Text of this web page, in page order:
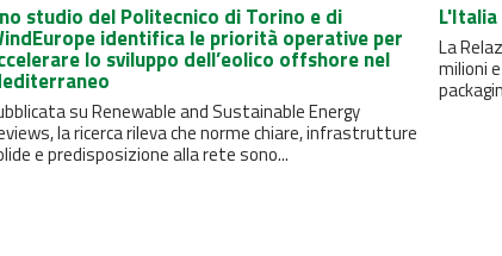
studio del Politecnico di Torino e di
identifica le priorità operative per
lo sviluppo dell’eolico offshore nel
su Renewable and Sustainable Energy
la ricerca rileva che norme chiare, infrastrutture
e predisposizione alla rete sono...
La
milioni